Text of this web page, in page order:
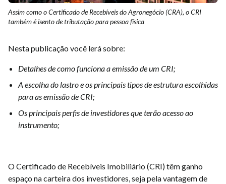
Assim como o Certificado de Recebíveis do Agronegócio (CRA), o CRI
também é isento de tributação para pessoa física
Nesta publicação você lerá sobre:
Detalhes de como funciona a emissão de um CRI;
A escolha do lastro e os principais tipos de estrutura escolhidas
para as emissão de CRI;
Os principais perfis de investidores que terão acesso ao
instrumento;
O Certificado de Recebíveis Imobiliário (CRI) têm ganho
espaço na carteira dos investidores, seja pela vantagem de